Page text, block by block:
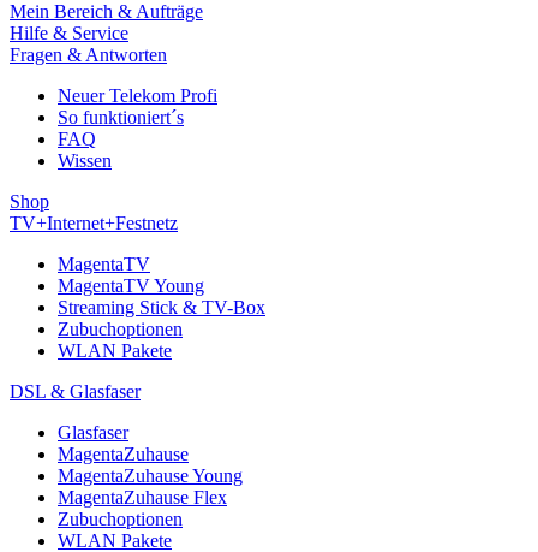
Mein Bereich & Aufträge
Hilfe & Service
Fragen & Antworten
Neuer Telekom Profi
So funktioniert´s
FAQ
Wissen
Shop
TV+Internet+Festnetz
MagentaTV
MagentaTV Young
Streaming Stick & TV-Box
Zubuchoptionen
WLAN Pakete
DSL & Glasfaser
Glasfaser
MagentaZuhause
MagentaZuhause Young
MagentaZuhause Flex
Zubuchoptionen
WLAN Pakete